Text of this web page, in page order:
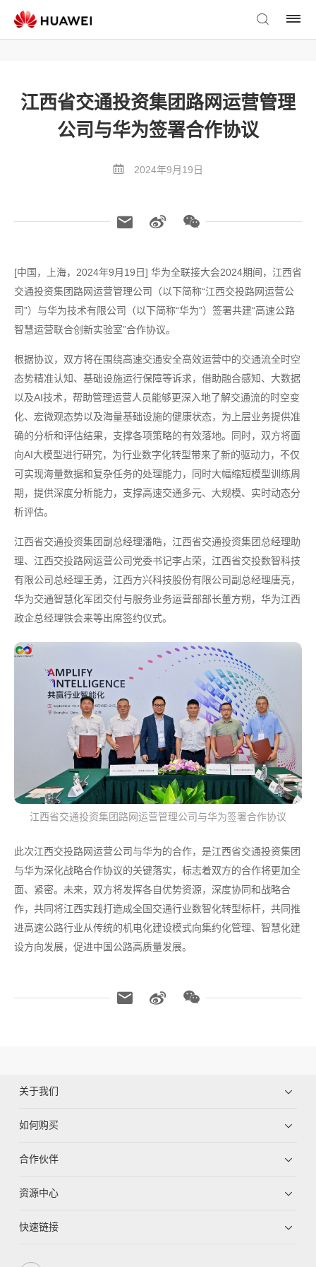
江西省交通投资集团路网运营管理
公司与华为签署合作协议
2024年9月19日
[中国，上海，2024年9月19日] 华为全联接大会2024期间，江西省
交通投资集团路网运营管理公司（以下简称“江西交投路网运营公
司”）与华为技术有限公司（以下简称“华为”）签署共建“高速公路
智慧运营联合创新实验室”合作协议。
根据协议，双方将在围绕高速交通安全高效运营中的交通流全时空
态势精准认知、基础设施运行保障等诉求，借助融合感知、大数据
以及AI技术，帮助管理运营人员能够更深入地了解交通流的时空变
化、宏微观态势以及海量基础设施的健康状态，为上层业务提供准
确的分析和评估结果，支撑各项策略的有效落地。同时，双方将面
向AI大模型进行研究，为行业数字化转型带来了新的驱动力，不仅
可实现海量数据和复杂任务的处理能力，同时大幅缩短模型训练周
期，提供深度分析能力，支撑高速交通多元、大规模、实时动态分
析评估。
江西省交通投资集团副总经理潘皓，江西省交通投资集团总经理助
理、江西交投路网运营公司党委书记李占荣，江西省交投数智科技
有限公司总经理王勇，江西方兴科技股份有限公司副总经理唐亮，
华为交通智慧化军团交付与服务业务运营部部长董方朔，华为江西
政企总经理铁会来等出席签约仪式。
江西省交通投资集团路网运营管理公司与华为签署合作协议
此次江西交投路网运营公司与华为的合作，是江西省交通投资集团
与华为深化战略合作协议的关键落实，标志着双方的合作将更加全
面、紧密。未来，双方将发挥各自优势资源，深度协同和战略合
作，共同将江西实践打造成全国交通行业数智化转型标杆，共同推
进高速公路行业从传统的机电化建设模式向集约化管理、智慧化建
设方向发展，促进中国公路高质量发展。
关于我们
如何购买
合作伙伴
资源中心
快速链接